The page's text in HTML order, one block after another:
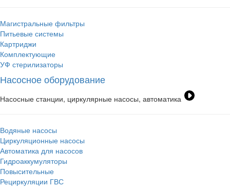
Магистральные фильтры
Питьевые системы
Картриджи
Комплектующие
УФ стерилизаторы
Насосное оборудование
Насосные станции, циркулярные насосы, автоматика
Водяные насосы
Циркуляционные насосы
Автоматика для насосов
Гидроаккумуляторы
Повысительные
Рециркуляции ГВС